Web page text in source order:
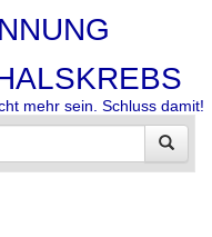
mehr sein. Schluss damit!